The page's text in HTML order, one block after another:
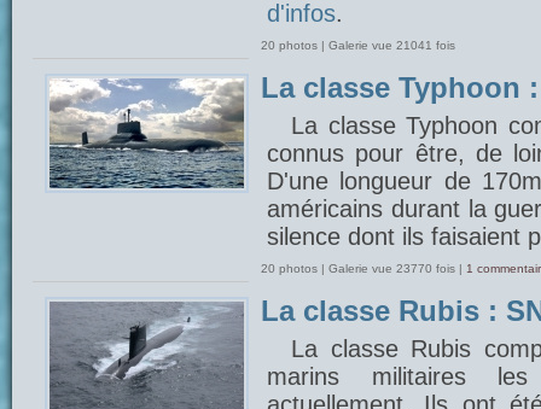
d'infos.
20 photos | Galerie vue 21041 fois
La classe Typhoon
La classe Typhoon
connus pour être, de
D'une longueur de
américains durant la
silence dont ils faisaient
20 photos | Galerie vue 23770 fois | 1
La classe Rubis :
La classe Rubis
marins militaires